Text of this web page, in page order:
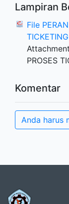
Lampiran
File
PROSES
Komentar
Anda harus